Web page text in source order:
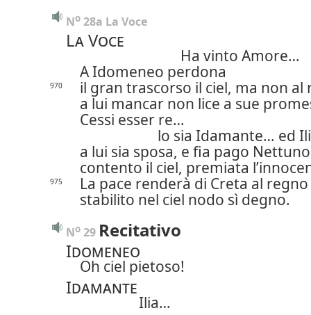
No 28a La Voce
La Voce
Ha vinto Amore…
A Idomeneo perdona
970
il gran trascorso il ciel, ma non al
a lui mancar non lice a sue
Cessi esser re…
lo sia Idamante… ed
a lui sia sposa, e fia pago
contento il ciel, premiata
975
La pace renderà di Creta al regno
stabilito nel ciel nodo sì degno.
No 29 Recitativo
Idomeneo
Oh ciel pietoso!
Idamante
Ilia…